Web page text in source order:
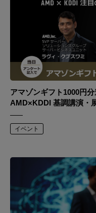
アマゾンギフト1000円
AMD×KDDI 基調講演・
イベント